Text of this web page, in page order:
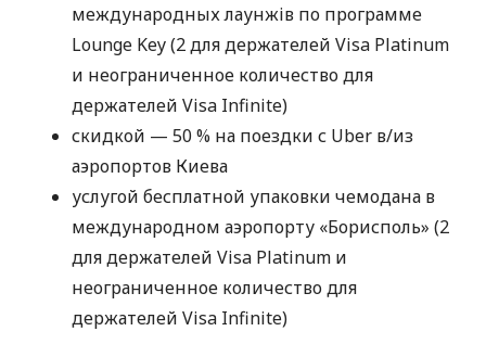
международных лаунжів по программе
Lounge Key (2 для держателей Visa Platinum
и неограниченное количество для
держателей Visa Infinite)
скидкой — 50 % на поездки с Uber в/из
аэропортов Киева
услугой бесплатной упаковки чемодана в
международном аэропорту «Борисполь» (2
для держателей Visa Platinum и
неограниченное количество для
держателей Visa Infinite)